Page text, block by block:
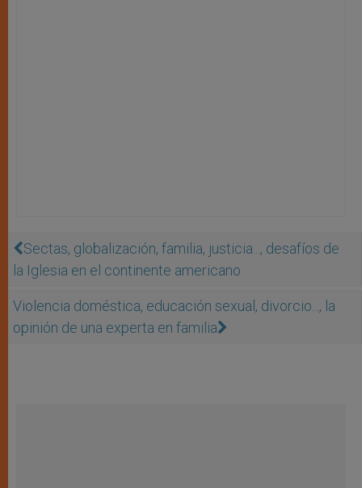
Sectas, globalización, familia, justicia..., desafíos de
la Iglesia en el continente americano
Violencia doméstica, educación sexual, divorcio..., la
opinión de una experta en familia